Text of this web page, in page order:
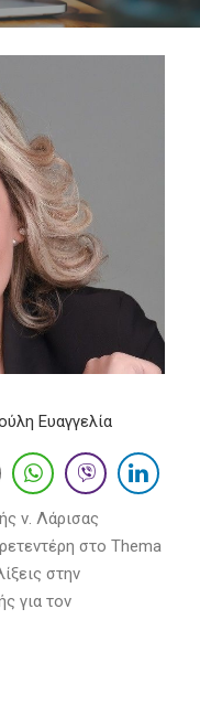
Ευαγγελία
ν. Λάρισας
στο Thema
στην
για τον